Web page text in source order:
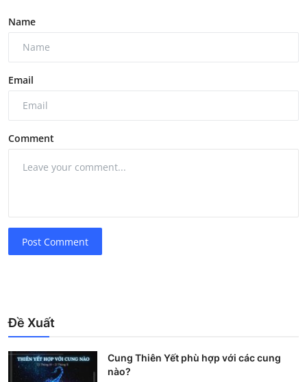
Name
Email
Comment
Post Comment
Đề Xuất
Cung Thiên Yết phù hợp với các cung
nào?